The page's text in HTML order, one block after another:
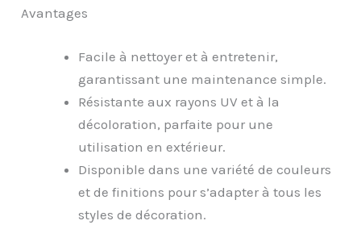
Avantages
Facile à nettoyer et à entretenir,
garantissant une maintenance simple.
Résistante aux rayons UV et à la
décoloration, parfaite pour une
utilisation en extérieur.
Disponible dans une variété de couleurs
et de finitions pour s’adapter à tous les
styles de décoration.